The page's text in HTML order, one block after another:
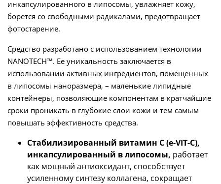
инкапсулированного в липосомы, увлажняет кожу,
борется со свободными радикалами, предотвращает
фотостарение.
Средство разработано с использованием технологии
NANOTECH™. Ее уникальность заключается в
использовании активных ингредиентов, помещенных
в липосомы наноразмера, – маленькие липидные
контейнеры, позволяющие компонентам в кратчайшие
сроки проникать в глубокие слои кожи и тем самым
повышать эффективность средства.
Стабилизированный витамин С (e-VIT-C),
инкапсулированный в липосомы, работает
как мощный антиоксидант, способствует
усиленному синтезу коллагена, сокращает